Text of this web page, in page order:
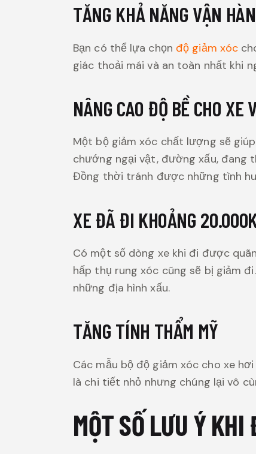
TĂNG KHẢ NĂNG VẬN
Bạn có thể lựa chọn độ giảm xóc
giác thoải mái và an toàn nhất khi
NÂNG CAO ĐỘ BỀ CHO XE
Một bộ giảm xóc chất lượng sẽ
chướng ngại vật, đường xấu, đang
Đồng thời tránh được những tình
XE ĐÃ ĐI KHOẢNG
Có một số dòng xe khi đi được
hấp thụ rung xóc cũng sẽ bị giảm
những địa hình xấu.
TĂNG TÍNH THẨM MỸ
Các mẫu bộ độ giảm xóc cho xe
là chi tiết nhỏ nhưng chúng lại vô
MỘT SỐ LƯU Ý KHI